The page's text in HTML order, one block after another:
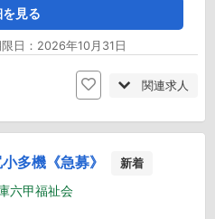
見る
日：2026年10月31日
関連求人
多機《急募》 新着
六甲福祉会